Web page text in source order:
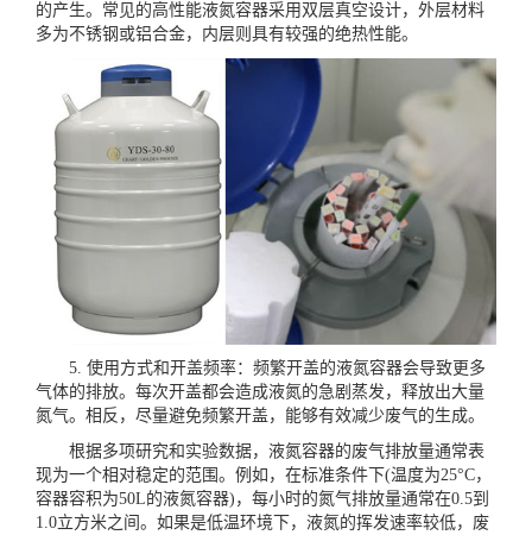
的产生。常见的高性能液氮容器采用双层真空设计，外层材料
多为不锈钢或铝合金，内层则具有较强的绝热性能。
5. 使用方式和开盖频率：频繁开盖的液氮容器会导致更多
气体的排放。每次开盖都会造成液氮的急剧蒸发，释放出大量
氮气。相反，尽量避免频繁开盖，能够有效减少废气的生成。
根据多项研究和实验数据，液氮容器的废气排放量通常表
现为一个相对稳定的范围。例如，在标准条件下(温度为25°C，
容器容积为50L的液氮容器)，每小时的氮气排放量通常在0.5到
1.0立方米之间。如果是低温环境下，液氮的挥发速率较低，废